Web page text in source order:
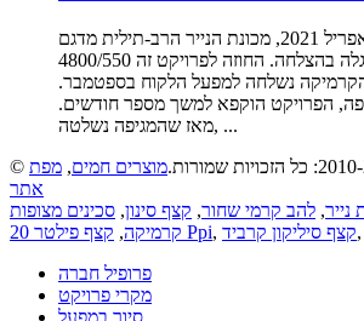
ב-28 באפריל 2021, מכונת הנייר הרב-תילית מדגם Miza
4800/550 של וייטנאם הוזמנה וגולגלה בהצלחה. החוזה לפרויקט זה
2019 וכל הקרמיקה נשלחה למפעל הלקוח בספטמבר.
הפרויקט הוקפא למשך מספר חודשים.
מאז שהמגיפה נשלטה, ...
מוצרים חמים, מפת
אתר
נייר, להב קרמי שחור, קצף סינון, סכינים מצופות
קרמיקה, קצף פילטר 20 Ppi, קצף סיליקון קרביד,
פרופיל חברה
מקרי פרויקט
סיור במפעל